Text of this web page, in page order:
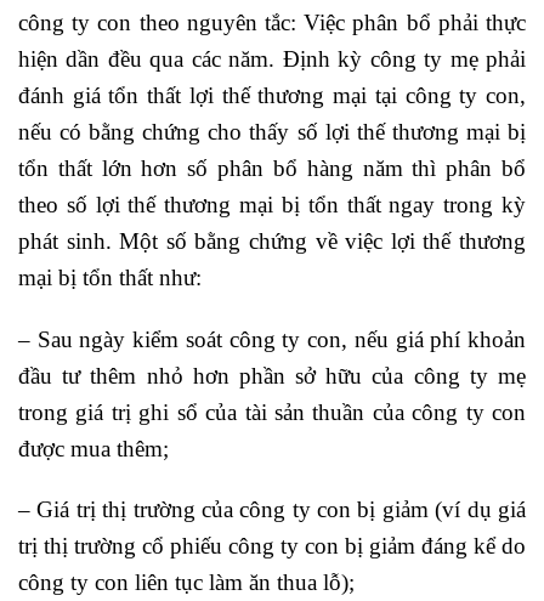
công ty con theo nguyên tắc: Việc phân bổ phải thực
hiện dần đều qua các năm. Định kỳ công ty mẹ phải
đánh giá tổn thất lợi thế thương mại tại công ty con,
nếu có bằng chứng cho thấy số lợi thế thương mại bị
tổn thất lớn hơn số phân bổ hàng năm thì phân bổ
theo số lợi thế thương mại bị tổn thất ngay trong kỳ
phát sinh. Một số bằng chứng về việc lợi thế thương
mại bị tổn thất như:
– Sau ngày kiểm soát công ty con, nếu giá phí khoản
đầu tư thêm nhỏ hơn phần sở hữu của công ty mẹ
trong giá trị ghi sổ của tài sản thuần của công ty con
được mua thêm;
– Giá trị thị trường của công ty con bị giảm (ví dụ giá
trị thị trường cổ phiếu công ty con bị giảm đáng kể do
công ty con liên tục làm ăn thua lỗ);